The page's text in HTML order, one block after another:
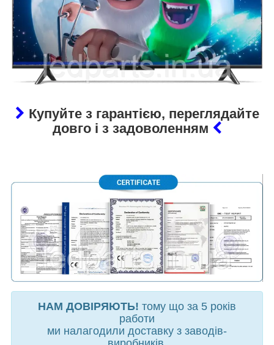
Купуйте з гарантією, переглядайте
довго і з задоволенням
НАМ ДОВІРЯЮТЬ! тому що за 5 років
работи
ми налагодили доставку з заводів-